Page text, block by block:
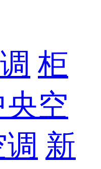
柜
央空
新